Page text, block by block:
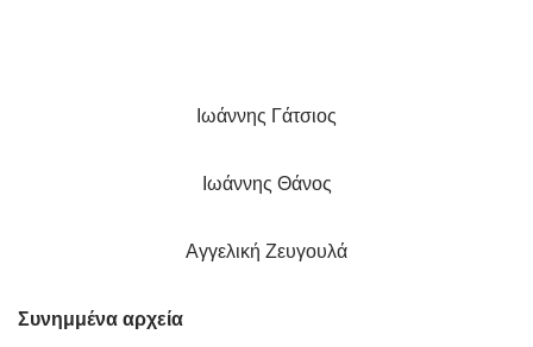
Ιωάννης Γάτσιος
Ιωάννης Θάνος
Αγγελική Ζευγουλά
Συνημμένα αρχεία